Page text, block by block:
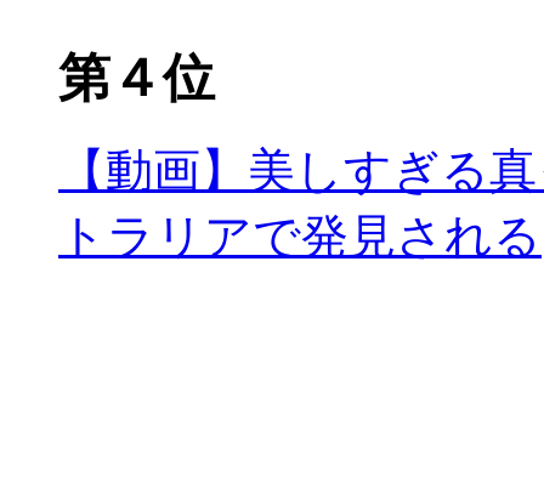
第４位
【動画】美しすぎる
トラリアで発見される